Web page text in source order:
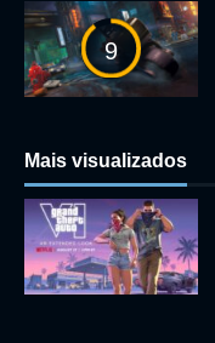
9
Mais visualizados